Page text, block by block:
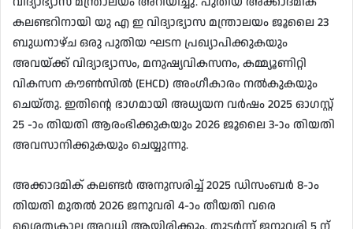
കലണ്ടറിനായി യു എ ഇ വിദ്യാഭ്യാസ മന്ത്രാലയം ജൂലൈ 23
ബുധനാഴ്ച ഒരു പുതിയ ഘടന പ്രഖ്യാപിക്കുകയും
അവയ്ക്ക് വിദ്യാഭ്യാസം, മനുഷ്യവികസനം, കമ്മ്യൂണിറ്റി
വികസന കൗൺസിൽ (EHCD) അംഗീകാരം നൽകുകയും
ചെയ്തു. ഇതിൻ്റെ ഭാഗമായി അധ്യയന വർഷം 2025 ഓഗസ്റ്റ്
25 -ാം തിയതി ആരംഭിക്കുകയും 2026 ജൂലൈ 3-ാം തിയതി
അവസാനിക്കുകയും ചെയ്യുന്നു.
അക്കാദമിക് കലണ്ടർ അനുസരിച്ച് 2025 ഡിസംബർ 8-ാം
തിയതി മുതൽ 2026 ജനുവരി 4-ാം തീയതി വരെ